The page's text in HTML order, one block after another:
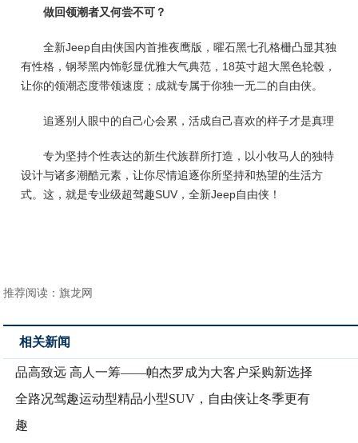
做回领潮者又何尝不可？
全新Jeep自由侠国内首推夜鹰版，曜石黑七孔格栅凸显其独
有性格，钢琴黑内饰彰显优雅大气典范，18英寸超大黑色轮毂，
让你的领潮态度带领速度；成就专属于你独一无二的自由侠。
追逐别人眼中的自己心会累，活成自己喜欢的样子才是真理
专为坚持个性表达的新生代族群所打造，以小牧马人的独特
设计与诸多潮酷元素，让你尽情追逐你所坚持和热望的生活方
式。这，就是专业级超驾趣SUV，全新Jeep自由侠！
推荐阅读：旗龙网
相关新闻
品高致远 高人一筹——帕杰罗成为大客户采购新选择
全路况驾趣运动型精品小型SUV，自由侠让冬季更有
趣